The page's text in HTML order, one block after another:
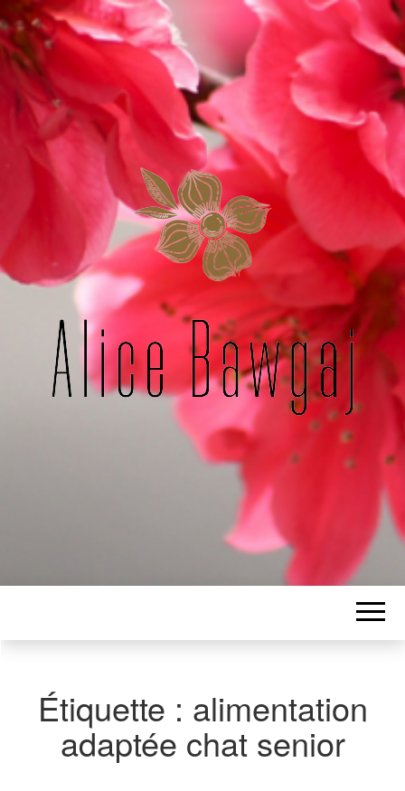
ALICE
BAWGAJ
Les petits mots d'Alice
Étiquette : alimentation
adaptée chat senior